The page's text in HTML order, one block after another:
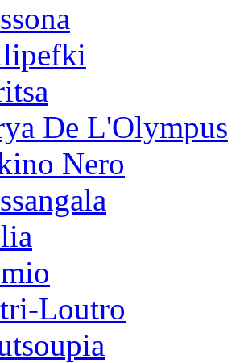
De L'Olympus
Nero
Loutro